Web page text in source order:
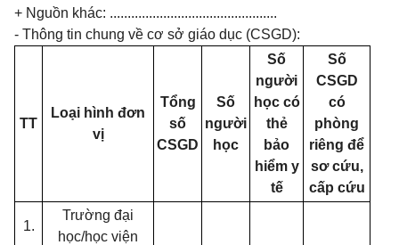
+ Nguồn khác: ...............................................
- Thông tin chung về cơ sở giáo dục (CSGD):
TT
Loại hình đơn
vị
Tổng
số
CSGD
Số
người
học
Số
người
học có
thẻ
bảo
hiểm y
tế
Số
CSGD
có
phòng
riêng để
sơ cứu,
cấp cứu
1.
Trường đại
học/học viện